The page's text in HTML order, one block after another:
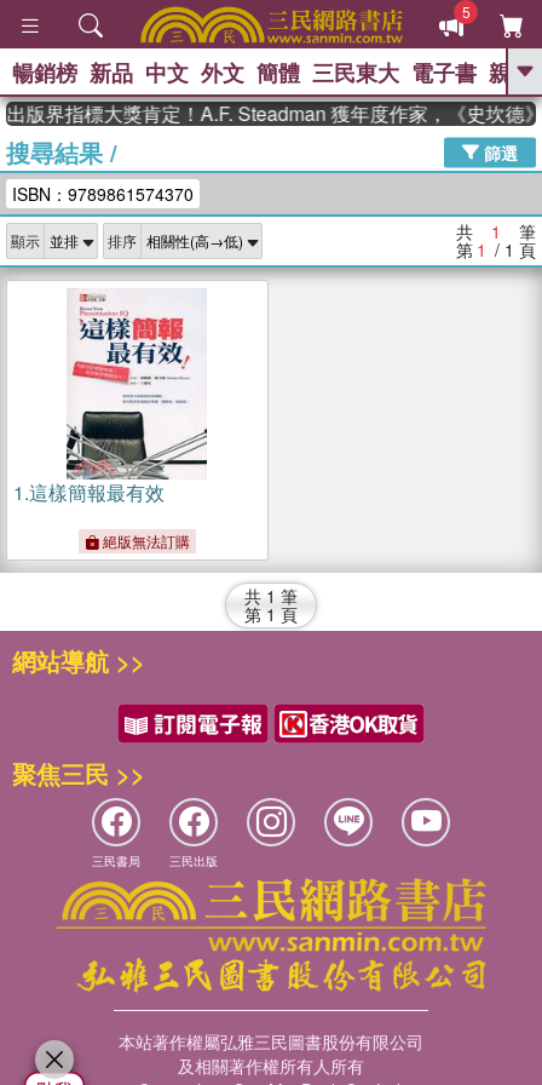
5
GO
高希均教授回憶錄
、 The Odyssey 、 父親節 、 如果歷
獎 臺灣漫遊錄 、 方念華 、 台灣的李
登輝時代
數學女孩：黎曼猜想 、
偉大的迷走神經
暢銷榜 新品 中文 外文 簡體 三民東大 電子書 親子
版界指標大獎肯定！A.F. Steadman 獲年度作家，《史坎德
搜尋結果/
篩選
ISBN：9789861574370
顯示 排序 共 1 筆
第 1 / 1 頁
1.這樣簡報最有效
絕版無法訂購
共 1 筆
第 1 頁
網站導航 >>
聚焦三民 >>
三民書局 三民出版
本站著作權屬弘雅三民圖書股份有限公司
及相關著作權所有人所有